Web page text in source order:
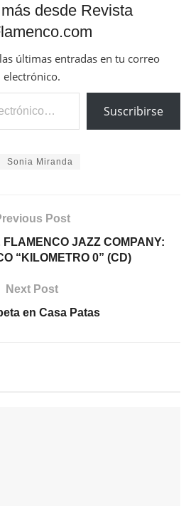
desde Revista
últimas entradas en tu correo
electrónico.
Suscribirse
Sonia Miranda
Post
FLAMENCO JAZZ COMPANY:
“KILOMETRO 0” (CD)
Next Post
en Casa Patas